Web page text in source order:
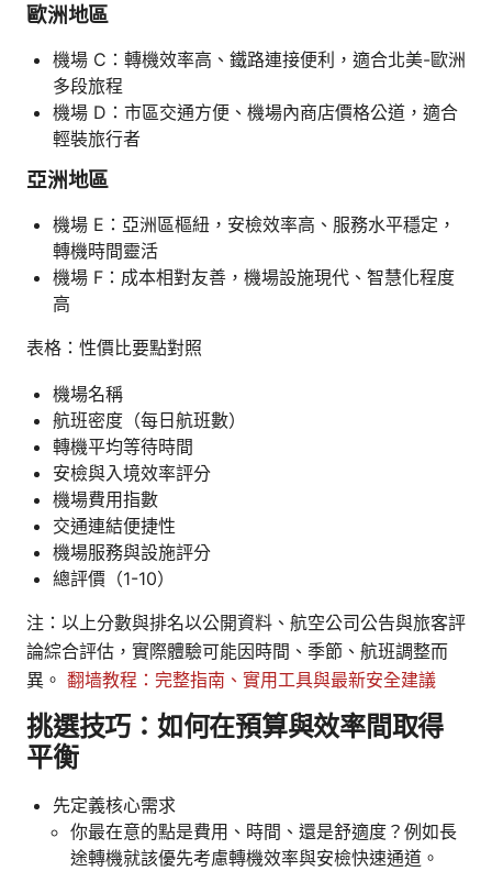
歐洲地區
機場 C：轉機效率高、鐵路連接便利，適合北美-歐洲
多段旅程
機場 D：市區交通方便、機場內商店價格公道，適合
輕裝旅行者
亞洲地區
機場 E：亞洲區樞紐，安檢效率高、服務水平穩定，
轉機時間靈活
機場 F：成本相對友善，機場設施現代、智慧化程度
高
表格：性價比要點對照
機場名稱
航班密度（每日航班數）
轉機平均等待時間
安檢與入境效率評分
機場費用指數
交通連結便捷性
機場服務與設施評分
總評價（1-10）
注：以上分數與排名以公開資料、航空公司公告與旅客評
論綜合評估，實際體驗可能因時間、季節、航班調整而
異。 翻墙教程：完整指南、實用工具與最新安全建議
挑選技巧：如何在預算與效率間取得
平衡
先定義核心需求
你最在意的點是費用、時間、還是舒適度？例如長
途轉機就該優先考慮轉機效率與安檢快速通道。